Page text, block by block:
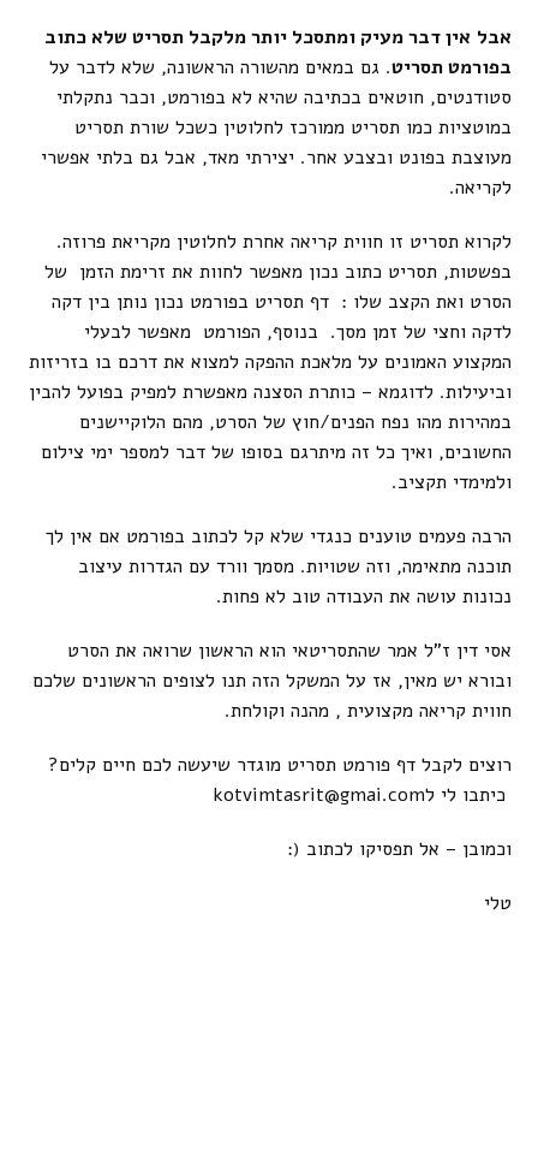
אבל אין דבר מעיק ומתסכל יותר מלקבל תסריט שלא כתוב
בפורמט תסריט. גם במאים מהשורה הראשונה, שלא לדבר על
סטודנטים, חוטאים בכתיבה שהיא לא בפורמט, וכבר נתקלתי
במוטציות כמו תסריט ממורכז לחלוטין כשכל שורת תסריט
מעוצבת בפונט ובצבע אחר. יצירתי מאד, אבל גם בלתי אפשרי
לקריאה.
לקרוא תסריט זו חווית קריאה אחרת לחלוטין מקריאת פרוזה.
בפשטות, תסריט כתוב נכון מאפשר לחוות את זרימת הזמן של
הסרט ואת הקצב שלו : דף תסריט בפורמט נכון נותן בין דקה
לדקה וחצי של זמן מסך. בנוסף, הפורמט מאפשר לבעלי
המקצוע האמונים על מלאכת ההפקה למצוא את דרכם בו בזריזות
וביעילות. לדוגמא – כותרת הסצנה מאפשרת למפיק בפועל להבין
במהירות מהו נפח הפנים/חוץ של הסרט, מהם הלוקיישנים
החשובים, ואיך כל זה מיתרגם בסופו של דבר למספר ימי צילום
ולמימדי תקציב.
הרבה פעמים טוענים כנגדי שלא קל לכתוב בפורמט אם אין לך
תוכנה מתאימה, וזה שטויות. מסמך וורד עם הגדרות עיצוב
נכונות עושה את העבודה טוב לא פחות.
אסי דין ז"ל אמר שהתסריטאי הוא הראשון שרואה את הסרט
ובורא יש מאין, אז על המשקל הזה תנו לצופים הראשונים שלכם
חווית קריאה מקצועית , מהנה וקולחת.
רוצים לקבל דף פורמט תסריט מוגדר שיעשה לכם חיים קלים?
כיתבו לי לkotvimtasrit@gmai.com
וכמובן – אל תפסיקו לכתוב (:
טלי